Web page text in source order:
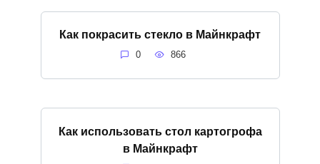
Как покрасить стекло в Майнкрафт
0 866
Как использовать стол картогрофа
в Майнкрафт